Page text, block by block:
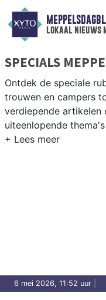
lokaal nieuws
SPECIALS
Ontdek de speciale
trouwen en campers
verdiepende artikelen
uiteenlopende
6 mei 2026, 11:52 uur